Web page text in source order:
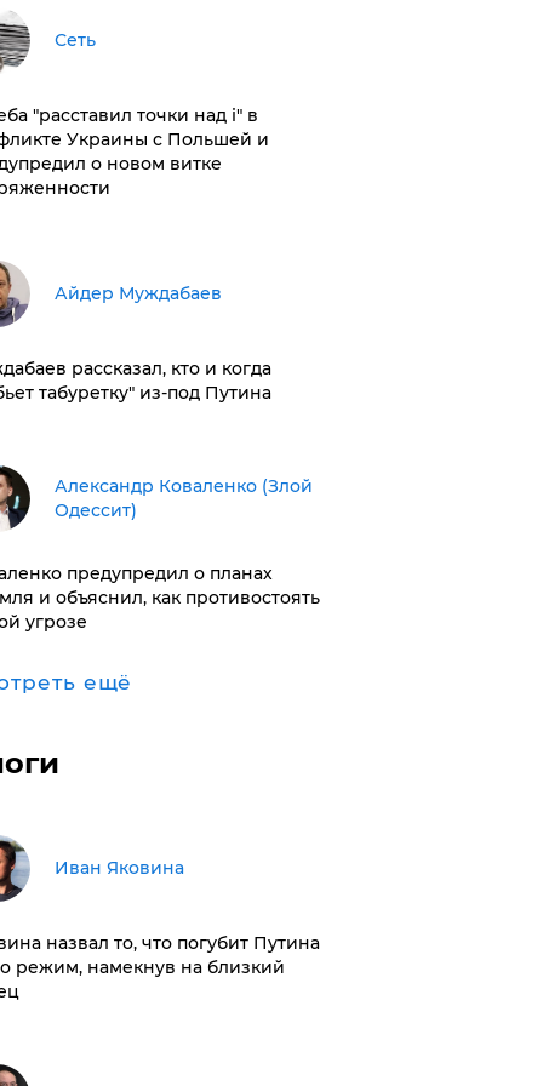
Сеть
"расставил точки над і" в
Украины с Польшей и
о новом витке
Айдер Муждабаев
рассказал, кто и когда
табуретку" из-под Путина
Александр Коваленко (Злой
Одессит)
предупредил о планах
и объяснил, как противостоять
угрозе
ещё
Иван Яковина
назвал то, что погубит Путина
режим, намекнув на близкий